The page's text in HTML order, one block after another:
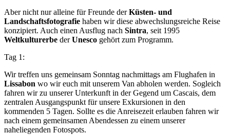
Aber nicht nur alleine für Freunde derKüsten- und
Landschaftsfotografie haben wir diese abwechslungsreiche Reise
konzipiert. Auch einen Ausflug nach Sintra, seit 1995
Weltkulturerbe derUnesco gehört zum Programm.
Tag 1:
Wir treffen uns gemeinsam Sonntag nachmittags am Flughafen in
Lissabon wo wir euch mit unserem Van abholen werden. Sogleich
fahren wir zu unserer Unterkunft in der Gegend um Cascais, dem
zentralen Ausgangspunkt für unsere Exkursionen in den
kommenden 5 Tagen. Sollte es die Anreisezeit erlauben fahren wir
nach einem gemeinsamen Abendessen zu einem unserer
naheliegenden Fotospots.